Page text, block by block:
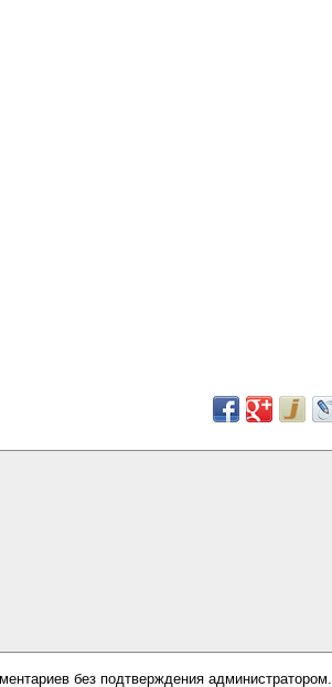
без подтверждения администратором.